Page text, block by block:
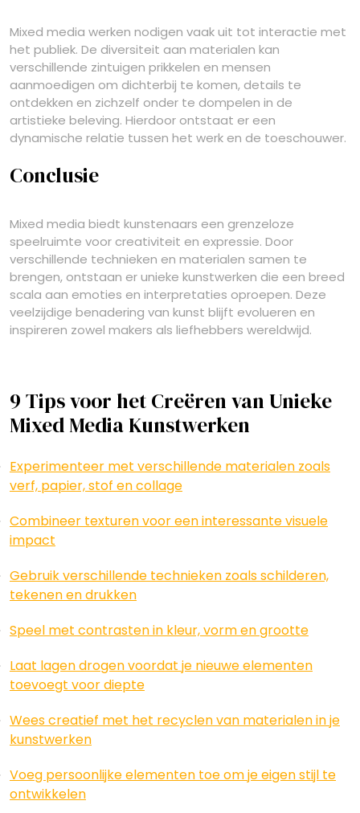
Mixed media werken nodigen vaak uit tot interactie met
het publiek. De diversiteit aan materialen kan
verschillende zintuigen prikkelen en mensen
aanmoedigen om dichterbij te komen, details te
ontdekken en zichzelf onder te dompelen in de
artistieke beleving. Hierdoor ontstaat er een
dynamische relatie tussen het werk en de toeschouwer.
Conclusie
Mixed media biedt kunstenaars een grenzeloze
speelruimte voor creativiteit en expressie. Door
verschillende technieken en materialen samen te
brengen, ontstaan er unieke kunstwerken die een breed
scala aan emoties en interpretaties oproepen. Deze
veelzijdige benadering van kunst blijft evolueren en
inspireren zowel makers als liefhebbers wereldwijd.
9 Tips voor het Creëren van Unieke
Mixed Media Kunstwerken
Experimenteer met verschillende materialen zoals
verf, papier, stof en collage
Combineer texturen voor een interessante visuele
impact
Gebruik verschillende technieken zoals schilderen,
tekenen en drukken
Speel met contrasten in kleur, vorm en grootte
Laat lagen drogen voordat je nieuwe elementen
toevoegt voor diepte
Wees creatief met het recyclen van materialen in je
kunstwerken
Voeg persoonlijke elementen toe om je eigen stijl te
ontwikkelen